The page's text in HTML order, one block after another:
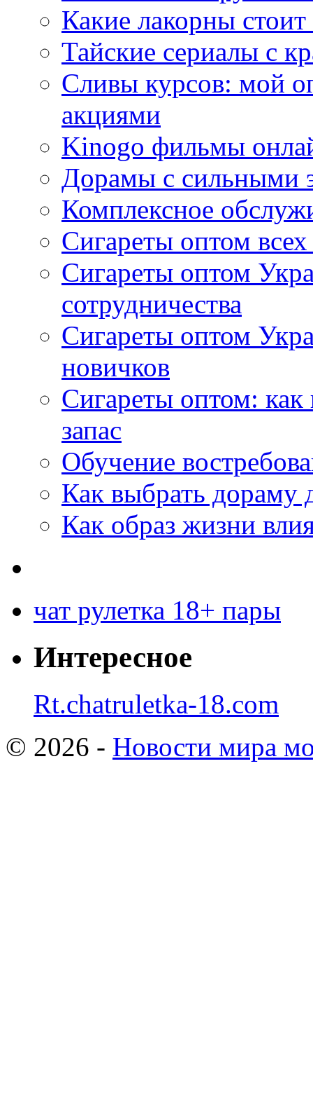
Какие лакорны
Тайские сериалы с
Сливы курсов: мой
акциями
Kinogo фильмы
Дорамы с сильными
Комплексное
Сигареты оптом
Сигареты оптом
сотрудничества
Сигареты оптом
новичков
Сигареты оптом:
запас
Обучение
Как выбрать дораму
Как образ жизни
чат рулетка 18+ пары
Интересное
Rt.chatruletka-18.com
© 2026 - Новости мира